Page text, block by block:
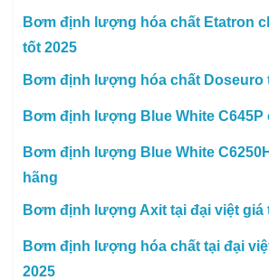
Bơm định lượng hóa chất Etatron
tốt 2025
Bơm định lượng hóa chất Doseuro
Bơm định lượng Blue White C645P
Bơm định lượng Blue White
hãng
Bơm định lượng Axit tại đại việt giá
Bơm định lượng hóa chất tại đại
2025